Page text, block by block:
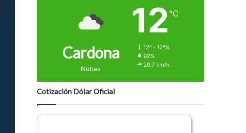
Cardona
Nubes
12 ℃
12º - 12º%
92%
20.7 km/h
Cotización Dólar Oficial